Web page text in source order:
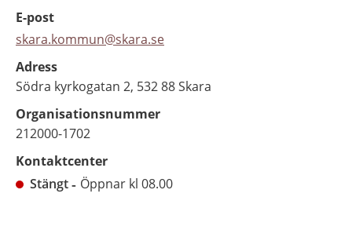
E-post
skara.kommun@skara.se
Adress
Södra kyrkogatan 2, 532 88 Skara
Organisationsnummer
212000-1702
Kontaktcenter
Stängt
Öppnar kl 08.00